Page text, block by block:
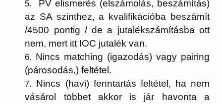
PV elismerés (elszámolás, beszámítás)
az SA szinthez, a kvalifikációba beszámít
/4500 pontig / de a jutalékszámításba ott
nem, mert itt IOC jutalék van.
Nincs matching (igazodás) vagy pairing
(párosodás,) feltétel.
Nincs (havi) fenntartás feltétel, ha nem
vásárol többet akkor is jár havonta a